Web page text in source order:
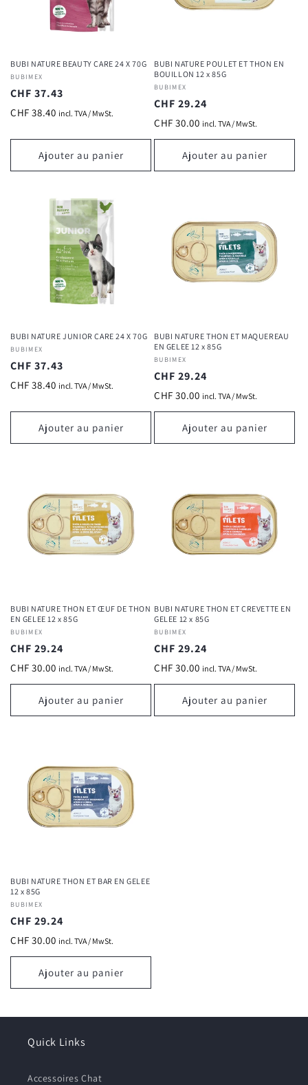
BUBI NATURE BEAUTY CARE 24 X 70G
Fournisseur :
BUBIMEX
Prix
habituel
CHF 37.43
CHF 38.40 incl. TVA / MwSt.
Ajouter au panier
BUBI NATURE POULET ET THON EN
BOUILLON 12 x 85G
Fournisseur :
BUBIMEX
Prix
habituel
CHF 29.24
CHF 30.00 incl. TVA / MwSt.
Ajouter au panier
BUBI NATURE JUNIOR CARE 24 X 70G
Fournisseur :
BUBIMEX
Prix
habituel
CHF 37.43
CHF 38.40 incl. TVA / MwSt.
Ajouter au panier
BUBI NATURE THON ET MAQUEREAU
EN GELEE 12 x 85G
Fournisseur :
BUBIMEX
Prix
habituel
CHF 29.24
CHF 30.00 incl. TVA / MwSt.
Ajouter au panier
BUBI NATURE THON ET ŒUF DE THON
EN GELEE 12 x 85G
Fournisseur :
BUBIMEX
Prix
habituel
CHF 29.24
CHF 30.00 incl. TVA / MwSt.
Ajouter au panier
BUBI NATURE THON ET CREVETTE EN
GELEE 12 x 85G
Fournisseur :
BUBIMEX
Prix
habituel
CHF 29.24
CHF 30.00 incl. TVA / MwSt.
Ajouter au panier
BUBI NATURE THON ET BAR EN GELEE
12 x 85G
Fournisseur :
BUBIMEX
Prix
habituel
CHF 29.24
CHF 30.00 incl. TVA / MwSt.
Ajouter au panier
Quick Links
Accessoires Chat
Connectez-vous à votre compte pour ajouter des
produits à votre liste de souhaits et afficher vos
articles précédemment enregistrés.
Se connecter